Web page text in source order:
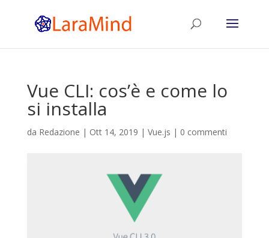
Vue CLI: cos’è e come lo
si installa
da Redazione | Ott 14, 2019 | Vue.js | 0 commenti